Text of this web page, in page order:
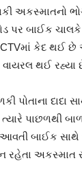
અકસ્માતનો
પર બાઈક ચાલકે
કેદ થઈ છે
વાયરલ થઈ રહ્યા
પોતાના દાદા
પાછળથી
આવતી બાઈક
અકસ્માત